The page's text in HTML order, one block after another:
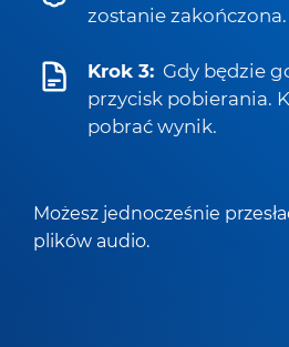
zostanie zakończona.
Krok 3: Gdy będzie
przycisk pobierania.
pobrać wynik.
Możesz jednocześnie
plików audio.